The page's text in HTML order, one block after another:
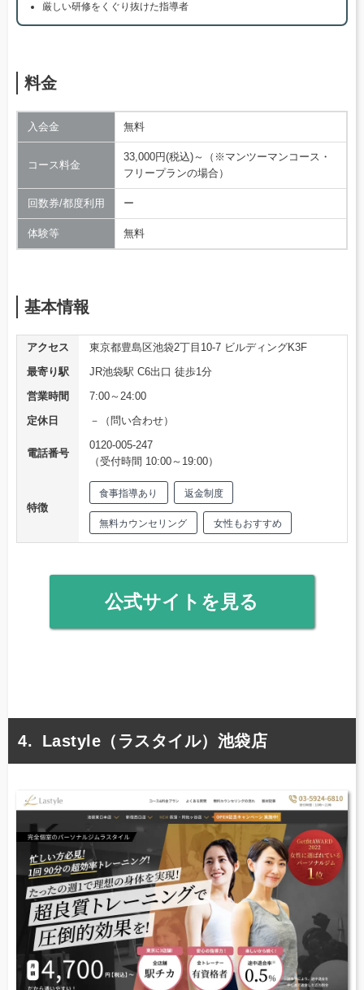
厳しい研修をくぐり抜けた指導者
料金
入会金 無料
コース料金
33,000円(税込)～（※マンツーマンコース・
フリープランの場合）
回数券/都度利用 ー
体験等 無料
基本情報
アクセス
東京都豊島区池袋2丁目10-7 ビルディングK3F
最寄り駅
JR池袋駅 C6出口 徒歩1分
営業時間
7:00～24:00
定休日
－（問い合わせ）
電話番号
0120-005-247
（受付時間 10:00～19:00）
特徴
食事指導あり 返金制度
無料カウンセリング 女性もおすすめ
公式サイトを見る
Lastyle（ラスタイル）池袋店